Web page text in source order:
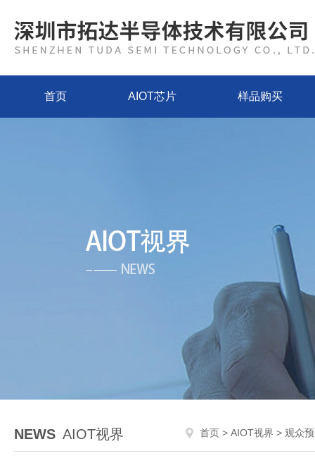
首页 AIOT芯片 样品购买
NEWS AIOT视界 首页 > AIOT视界 > 观众